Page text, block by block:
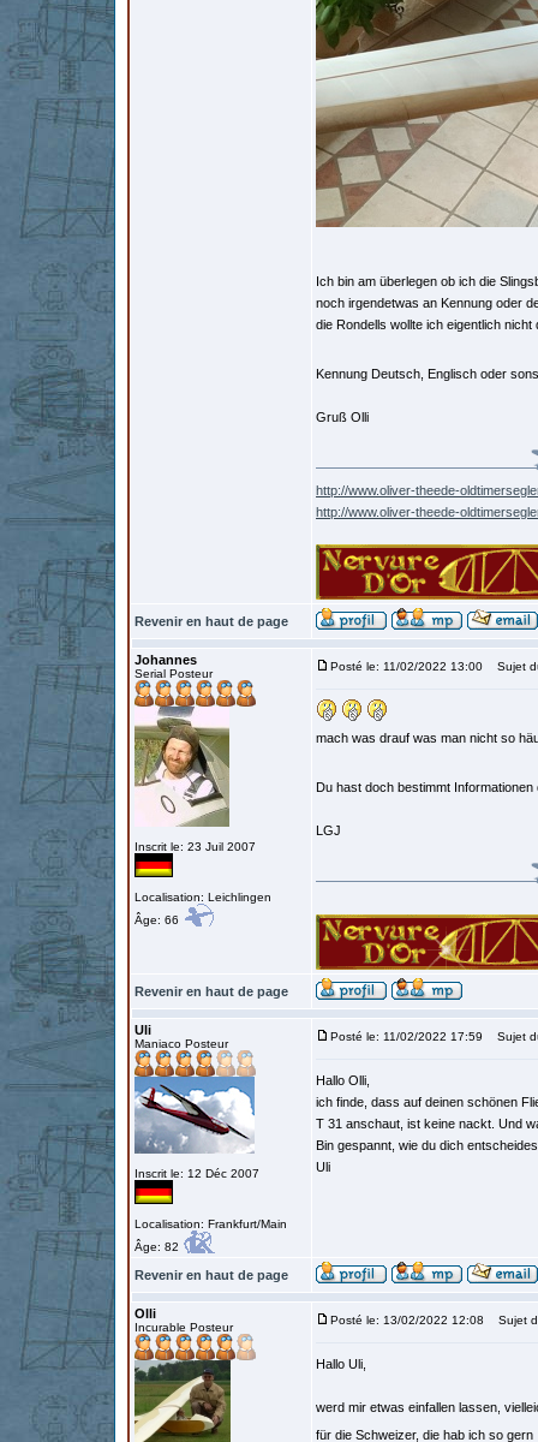
Ich bin am überlegen ob ich die
noch irgendetwas an Kennung oder
die Rondells wollte ich eigentlich nicht
Kennung Deutsch, Englisch oder
Gruß Olli
http://www.oliver-theede-
http://www.oliver-theede-
Revenir en haut de page
Johannes
Serial Posteur
Inscrit le: 23 Juil 2007
Localisation: Leichlingen
Âge: 66
Posté le: 11/02/2022 13:00 Sujet
mach was drauf was man nicht so
Du hast doch bestimmt
LGJ
Revenir en haut de page
Uli
Maniaco Posteur
Inscrit le: 12 Déc 2007
Localisation: Frankfurt/Main
Âge: 82
Posté le: 11/02/2022 17:59 Sujet
Hallo Olli,
ich finde, dass auf deinen schönen
T 31 anschaut, ist keine nackt. Und
Bin gespannt, wie du dich
Uli
Revenir en haut de page
Olli
Incurable Posteur
Posté le: 13/02/2022 12:08 Sujet
Hallo Uli,
werd mir etwas einfallen lassen,
für die Schweizer, die hab ich so gern